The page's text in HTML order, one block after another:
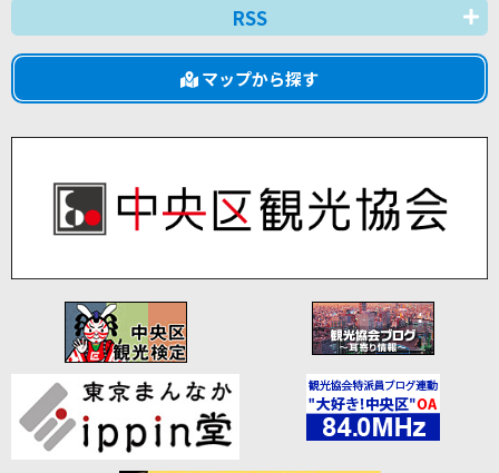
RSS
マップから探す